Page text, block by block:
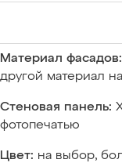
Материал фасадов:
другой материал
Стеновая панель:
фотопечатью
Цвет: на выбор,